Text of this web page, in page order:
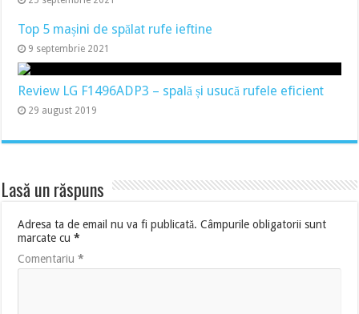
Top 5 mașini de spălat rufe ieftine
9 septembrie 2021
Review LG F1496ADP3 – spală și usucă rufele eficient
29 august 2019
Lasă un răspuns
Adresa ta de email nu va fi publicată. Câmpurile obligatorii sunt
marcate cu*
Comentariu*